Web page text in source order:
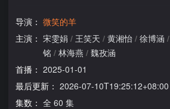
导演： 微笑的羊
主演： 宋雯娟 / 王笑天 / 黄湘怡 / 徐博涵 /
铭 / 林海燕 / 魏孜涵
首播： 2025-01-01
最后更新： 2026-07-10T19:25:12+08:00
集数： 全 60 集